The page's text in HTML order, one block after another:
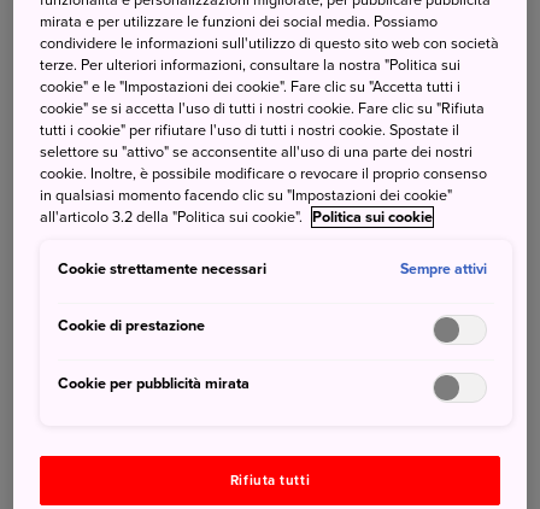
servito nei (ristoranti tradizionali), i ryotei. Tuttavia, la
gastronomia giapponese include anche una vasta scelta di
piatti vegetariani, pietanze a base di pesce d'acqua dolce,
sushi, eel, tempura, soba, udon, takoyaki, okonomiyaki,
yakiniku e tanto altro ancora. Ogni regione ha le sue
specialità e tradizioni culinarie tipiche del territorio. E da
bere poi, perché non accompagnare le specialità del
luogo con del buon sakè di produzione locale?
possono soddisfare il proprio
palato con un'ampia scelta di cibi di ottima qualità.
Cibo giapponese abbondante
mirata e per utilizzare le funzioni dei social media. Possiamo
condividere le informazioni sull'utilizzo di questo sito web con società
terze. Per ulteriori informazioni, consultare la nostra "Politica sui
cookie" e le "Impostazioni dei cookie". Fare clic su "Accetta tutti i
cookie" se si accetta l'uso di tutti i nostri cookie. Fare clic su "Rifiuta
tutti i cookie" per rifiutare l'uso di tutti i nostri cookie. Spostate il
selettore su "attivo" se acconsentite all'uso di una parte dei nostri
cookie. Inoltre, è possibile modificare o revocare il proprio consenso
in qualsiasi momento facendo clic su "Impostazioni dei cookie"
all'articolo 3.2 della "Politica sui cookie". Politica sui cookie
Cookie strettamente necessari Sempre attivi
Cookie di prestazione
Cookie per pubblicità mirata
Rifiuta tutti